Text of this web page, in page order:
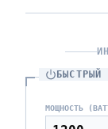
БЫСТРЫЙ
МОЩНОСТЬ